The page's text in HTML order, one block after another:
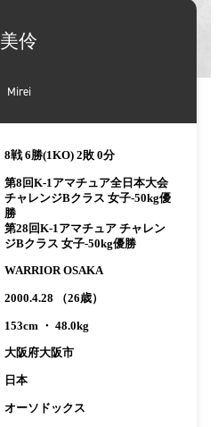
美伶
Mirei
8戦 6勝(1KO) 2敗 0分
第8回K-1アマチュア全日本大会
チャレンジBクラス 女子-50kg優
勝
第28回K-1アマチュア チャレン
ジBクラス 女子-50kg優勝
WARRIOR OSAKA
2000.4.28 （26歳）
153cm ・ 48.0kg
大阪府大阪市
日本
オーソドックス